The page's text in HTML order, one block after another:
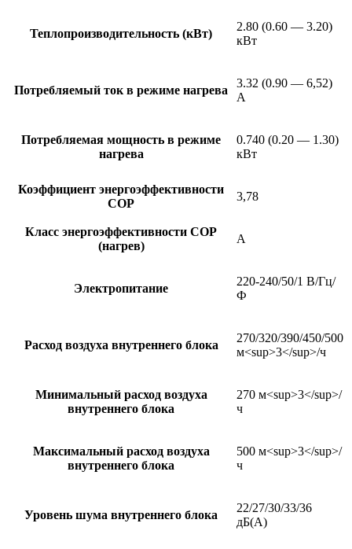
Теплопроизводительность (кВт)
2.80 (0.60 — 3.20)
кВт
Потребляемый ток в режиме нагрева
3.32 (0.90 — 6,52)
А
Потребляемая мощность в режиме
нагрева
0.740 (0.20 — 1.30)
кВт
Коэффициент энергоэффективности
COP
3,78
Класс энергоэффективности COP
(нагрев)
A
Электропитание
220-240/50/1 В/Гц/
Ф
Расход воздуха внутреннего блока
270/320/390/450/500
м<sup>3</sup>/ч
Минимальный расход воздуха
внутреннего блока
270 м<sup>3</sup>/
ч
Максимальный расход воздуха
внутреннего блока
500 м<sup>3</sup>/
ч
Уровень шума внутреннего блока
22/27/30/33/36
дБ(А)